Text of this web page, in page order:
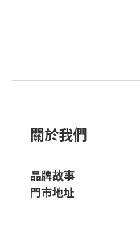
關於我們
品牌故事
門市地址